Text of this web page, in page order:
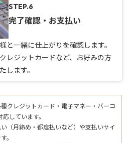
STEP.6
完了確認・お支払い
と一緒に仕上がりを確認します。
レジットカードなど、お好みの方
します。
クレジットカード・電子マネー・バーコ
しています。
（月締め・都度払いなど）や支払いサイ
。